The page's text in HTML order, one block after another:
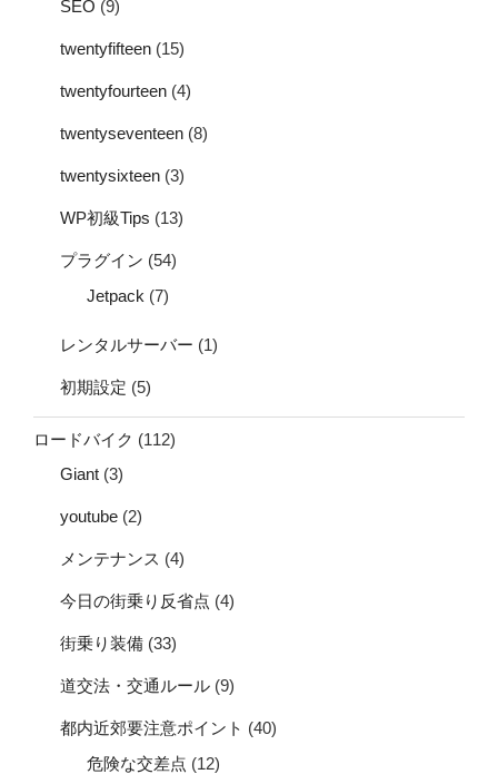
SEO (9)
twentyfifteen (15)
twentyfourteen (4)
twentyseventeen (8)
twentysixteen (3)
WP初級Tips (13)
プラグイン (54)
Jetpack (7)
レンタルサーバー (1)
初期設定 (5)
ロードバイク (112)
Giant (3)
youtube (2)
メンテナンス (4)
今日の街乗り反省点 (4)
街乗り装備 (33)
道交法・交通ルール (9)
都内近郊要注意ポイント (40)
危険な交差点 (12)